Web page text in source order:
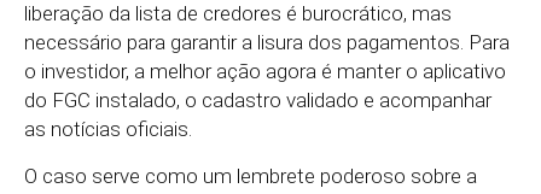
liberação da lista de credores é burocrático, mas
necessário para garantir a lisura dos pagamentos. Para
o investidor, a melhor ação agora é manter o aplicativo
do FGC instalado, o cadastro validado e acompanhar
as notícias oficiais.
O caso serve como um lembrete poderoso sobre a